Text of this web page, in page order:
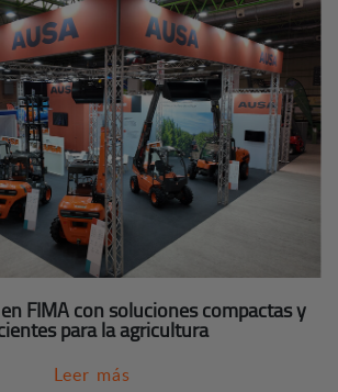
FIMA con soluciones compactas y
para la agricultura
Leer más